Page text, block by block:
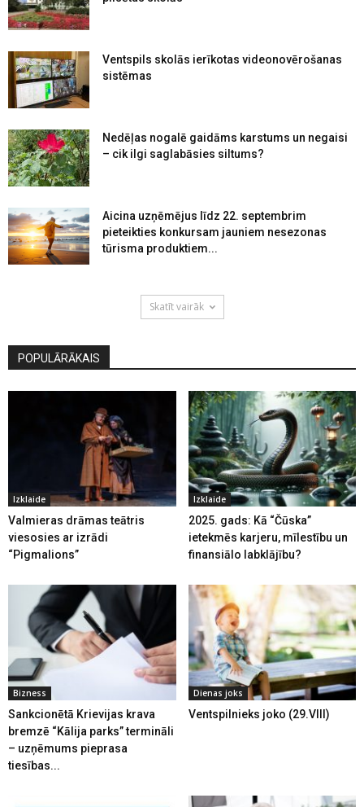
Ventspils skolās ierīkotas videonovērošanas
sistēmas
Nedēļas nogalē gaidāms karstums un negaisi
– cik ilgi saglabāsies siltums?
Aicina uzņēmējus līdz 22. septembrim
pieteikties konkursam jauniem nesezonas
tūrisma produktiem...
Skatīt vairāk
POPULĀRĀKAIS
Izklaide
Valmieras drāmas teātris
viesosies ar izrādi
“Pigmalions”
Izklaide
2025. gads: Kā “Čūska”
ietekmēs karjeru, mīlestību un
finansiālo labklājību?
Bizness
Sankcionētā Krievijas krava
bremzē “Kālija parks” termināli
– uzņēmums pieprasa
tiesības...
Dienas joks
Ventspilnieks joko (29.VIII)